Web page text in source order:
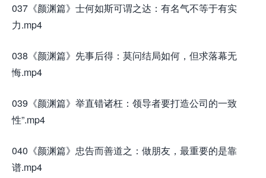
037《颜渊篇》士何如斯可谓之达：有名气不等于有实
力.mp4
038《颜渊篇》先事后得：莫问结局如何，但求落幕无
悔.mp4
039《颜渊篇》举直错诸枉：领导者要打造公司的一致
性”.mp4
040《颜渊篇》忠告而善道之：做朋友，最重要的是靠
谱.mp4